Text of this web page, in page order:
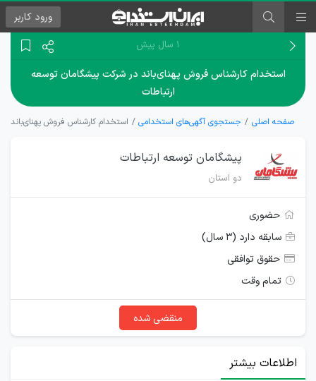
ورود کاربر
۱ سال پیش
استخدام کارشناس فروش پهنای‌باند در شرکت پیشگامان توسعه
ارتباطات
صفحه اصلی جستجوی آگهی‌های استخدامی استخدام کارشناس فروش پهنای‌باند
پیشگامان توسعه ارتباطات
دو استان
حضوری
سابقه دارد (۳ سال)
حقوق توافقی
تمام وقت
منقضی شده
اطلاعات بیشتر